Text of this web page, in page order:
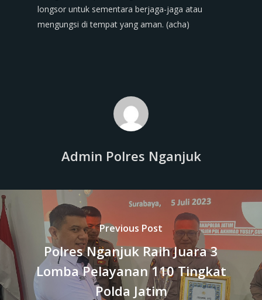
longsor untuk sementara berjaga-jaga atau
mengungsi di tempat yang aman. (acha)
Admin Polres Nganjuk
Previous Post
Polres Nganjuk Raih Juara 3
Lomba Pelayanan 110 Tingkat
Polda Jatim